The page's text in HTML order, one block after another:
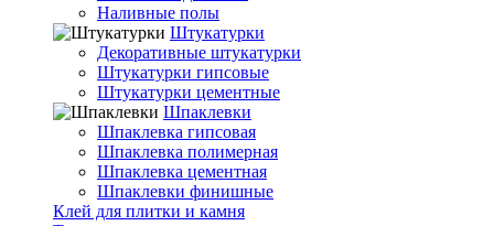
Наливные полы
Штукатурки
Декоративные штукатурки
Штукатурки гипсовые
Штукатурки цементные
Шпаклевки
Шпаклевка гипсовая
Шпаклевка полимерная
Шпаклевка цементная
Шпаклевки финишные
Клей для плитки и камня